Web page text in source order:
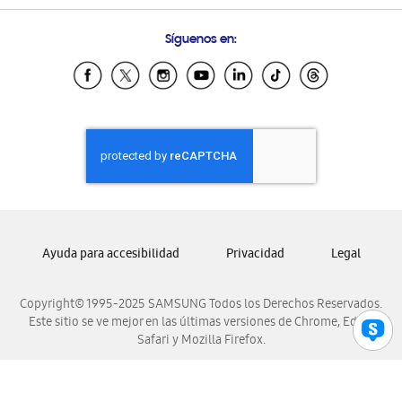
Samsung Ecuador
Samsung El Salvador
Samsung Honduras
Samsung Nicaragua
Samsung Panamá
Samsung Venezuela
Síguenos en:
Copyright© 1995-2025 SAMSUNG Todos los Derechos Reservados.
Este sitio se ve mejor en las últimas versiones de Chrome, Edge,
Safari y Mozilla Firefox.
Ayuda para accesibilidad Privacidad Legal